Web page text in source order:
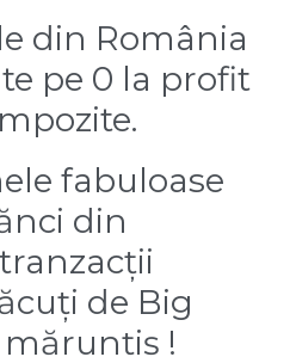
din România
pe 0 la profit
fabuloase
din
de Big
!